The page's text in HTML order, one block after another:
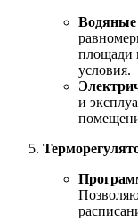
площади
условия.
и